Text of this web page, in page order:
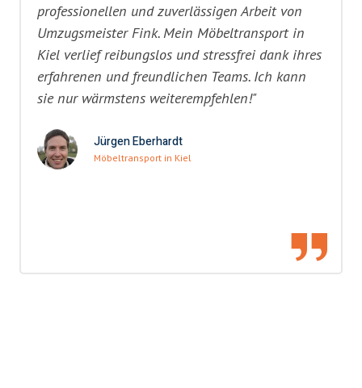
professionellen und zuverlässigen Arbeit von
Umzugsmeister Fink. Mein Möbeltransport in
Kiel verlief reibungslos und stressfrei dank ihres
erfahrenen und freundlichen Teams. Ich kann
sie nur wärmstens weiterempfehlen!"
Jürgen Eberhardt
Möbeltransport in Kiel